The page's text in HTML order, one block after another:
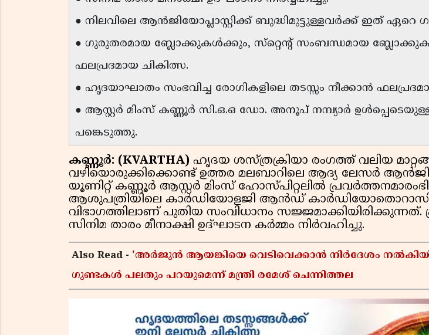
● നിലവിലെ ആൻജിയോപ്ലാസ്റ്റിക്ക് ബുദ്ധിമുട്ടുള്ളവർക്ക് ഇത് ഏറെ
● ഗുരുതരമായ ബ്ലോക്കുകൾക്കും, സ്‌റ്റെന്റ് സംബന്ധമായ
ഫലപ്രദമായ ചികിത്സ.
● ഹൃദയാഘാതം സംഭവിച്ച രോഗികളിലെ തടസ്സം നീക്കാൻ
● ആസ്റ്റർ മിംസ് കണ്ണൂർ സി.ഒ.ഒ ഡോ. അനൂപ് നമ്പ്യാർ
പങ്കെടുത്തു.
കണ്ണൂർ: (KVARTHA) ഹൃദയ ശസ്ത്രക്രിയാ രംഗത്ത് വലിയ
വഴിയൊരുക്കിക്കൊണ്ട് ഉത്തര മലബാറിലെ ആദ്യ ലേസർ
യൂണിറ്റ് കണ്ണൂർ ആസ്റ്റർ മിംസ് ഹോസ്പിറ്റലിൽ
ആശുപത്രിയിലെ കാർഡിയോളജി ആൻഡ്
വിഭാഗത്തിലാണ് പുതിയ സംവിധാനം
സിനിമ താരം മീനാക്ഷി ഉദ്ഘാടന കർമ്മം നിർവഹിച്ചു.
Also Read - 'അർജുൻ ആയങ്കിയെ വെടിവെക്കാൻ നിർദേശം
ഗുണ്ടകൾ പലതും പറയുമെന്ന് മന്ത്രി രമേശ് ചെന്നിത്തല